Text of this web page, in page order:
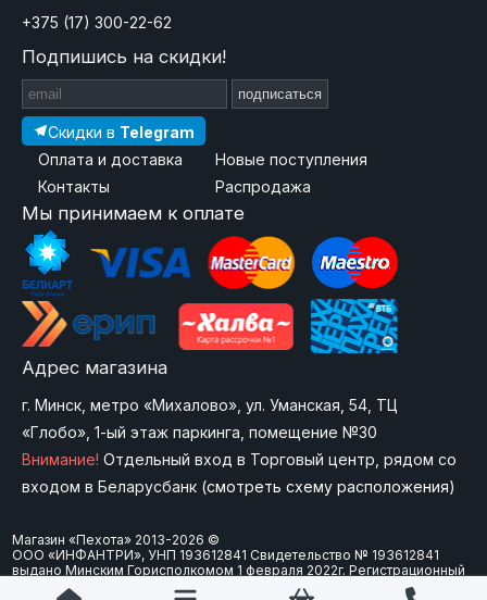
+375 (17) 300-22-62
Подпишись на скидки!
подписаться
Скидки в Telegram
Оплата и доставка
Контакты
Новые поступления
Распродажа
Мы принимаем к оплате
Адрес магазина
г. Минск, метро «Михалово», ул. Уманская, 54, ТЦ
«Глобо», 1-ый этаж паркинга, помещение №30
Внимание! Отдельный вход в Торговый центр, рядом со
входом в Беларусбанк (смотреть схему расположения)
Магазин «Пехота» 2013-2026 ©
ООО «ИНФАНТРИ», УНП 193612841 Свидетельство № 193612841
выдано Минским Горисполкомом 1 февраля 2022г. Регистрационный
номер в Торговом реестре Республики Беларусь: 573747 от 15